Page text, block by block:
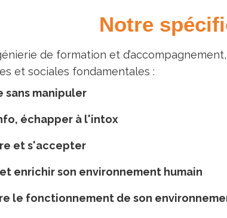
Notre
de formation et
et sociales fondamentales :
sans manipuler
échapper à l'intox
et s'accepter
enrichir son environnement humain
le fonctionnement de son